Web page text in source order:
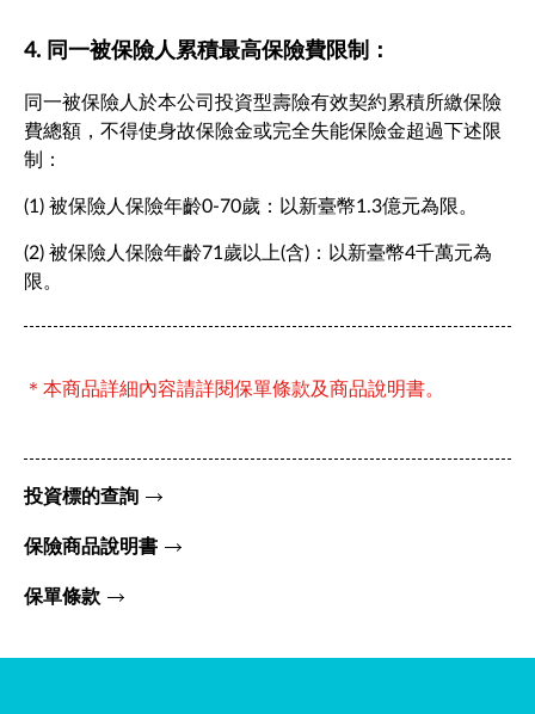
4. 同一被保險人累積最高保險費限制：
同一被保險人於本公司投資型壽險有效契約累積所繳保險
費總額，不得使身故保險金或完全失能保險金超過下述限
制：
(1) 被保險人保險年齡0-70歲：以新臺幣1.3億元為限。
(2) 被保險人保險年齡71歲以上(含)：以新臺幣4千萬元為
限。
＊本商品詳細內容請詳閱保單條款及商品說明書。
投資標的查詢
保險商品說明書
保單條款